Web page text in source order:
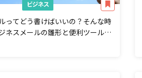
ビジネス
ってどう書けばいいの？そんな時
ネスメールの雛形と便利ツール18